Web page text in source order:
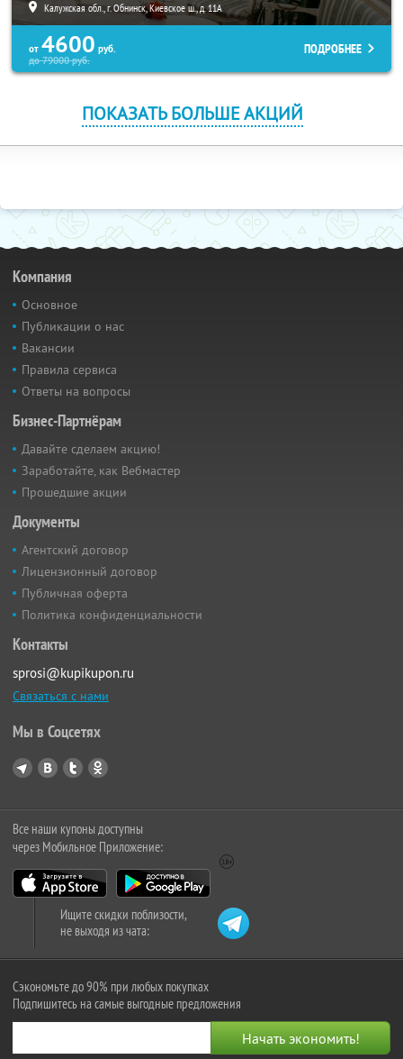
Калужская обл., г. Обнинск, Киевское ш., д. 11А
от 4600 руб.
до79000руб.
ПОДРОБНЕЕ
ПОКАЗАТЬ БОЛЬШЕ АКЦИЙ
Компания
Основное
Публикации о нас
Вакансии
Правила сервиса
Ответы на вопросы
Бизнес-Партнёрам
Давайте сделаем акцию!
Заработайте, как Вебмастер
Прошедшие акции
Документы
Агентский договор
Лицензионный договор
Публичная оферта
Политика конфиденциальности
Контакты
sprosi@kupikupon.ru
Связаться с нами
Мы в Соцсетях
Все наши купоны доступны
через Мобильное Приложение:
Ищите скидки поблизости,
не выходя из чата:
Сэкономьте до 90% при любых покупках
Подпишитесь на самые выгодные предложения